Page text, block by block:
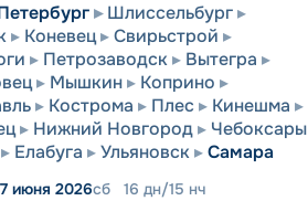
Шлиссельбург
Коневец
Свирьстрой
Петрозаводск
Вытегра
Мышкин
Коприно
Кострома Плес
Кинешма
Нижний Новгород
Чебоксары
Елабуга Ульяновск Самара
июня 2026сб 16 дн/15 нч